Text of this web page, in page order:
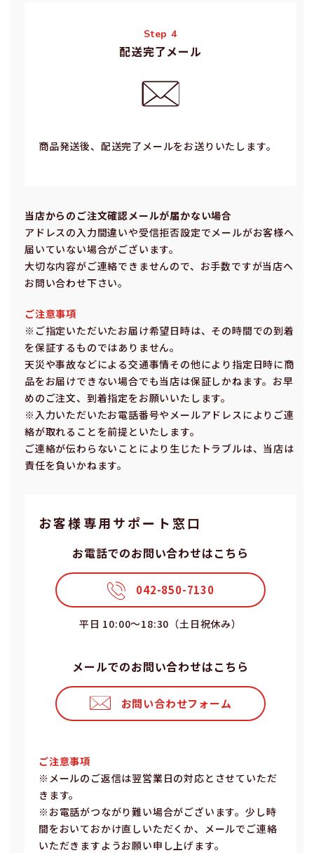
Step 4
配送完了メール
商品発送後、配送完了メールをお送りいたします。
当店からのご注⽂確認メールが届かない場合
アドレスの⼊⼒間違いや受信拒否設定でメールがお客様へ
届いていない場合がございます。
⼤切な内容がご連絡できませんので、お⼿数ですが当店へ
お問い合わせ下さい。
ご注意事項
※ご指定いただいたお届け希望⽇時は、その時間での到着
を保証するものではありません。
天災や事故などによる交通事情その他により指定⽇時に商
品をお届けできない場合でも当店は保証しかねます。お早
めのご注⽂、到着指定をお願いいたします。
※⼊⼒いただいたお電話番号やメールアドレスによりご連
絡が取れることを前提といたします。
ご連絡が伝わらないことにより⽣じたトラブルは、当店は
責任を負いかねます。
お客様専⽤サポート窓⼝
お電話でのお問い合わせはこちら
042-850-7130
平⽇ 10:00〜18:30（⼟⽇祝休み）
メールでのお問い合わせはこちら
お問い合わせフォーム
ご注意事項
※メールのご返信は翌営業⽇の対応とさせていただ
きます。
※お電話がつながり難い場合がございます。少し時
間をおいておかけ直しいただくか、メールでご連絡
いただきますようお願い申し上げます。